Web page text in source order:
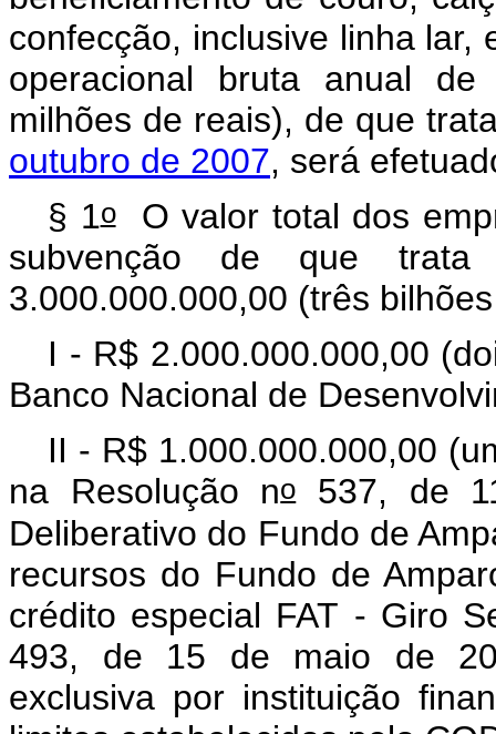
confecção, inclusive linha lar,
operacional bruta anual de
milhões de reais), de que
outubro de 2007, será
§ 1oO valor total dos
subvenção de que
3.000.000.000,00 (três
I - R$ 2.000.000.000,00
Banco Nacional de
II - R$ 1.000.000.000,00
na Resolução no537, de
Deliberativo do Fundo de
recursos do Fundo de
crédito especial FAT - Giro
493, de 15 de maio de
exclusiva por instituição